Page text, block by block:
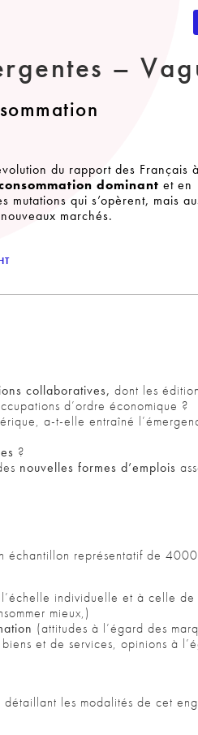
–
du rapport des Français
dominant et en
qui s’opèrent, mais
marchés.
collaboratives, dont les
d’ordre économique ?
a-t-elle entraîné
?
nouvelles formes d’emplois
échantillon représentatif de 4000
individuelle et à celle de
mieux,)
(attitudes à l’égard des
et de services, opinions à
détaillant les modalités de cet